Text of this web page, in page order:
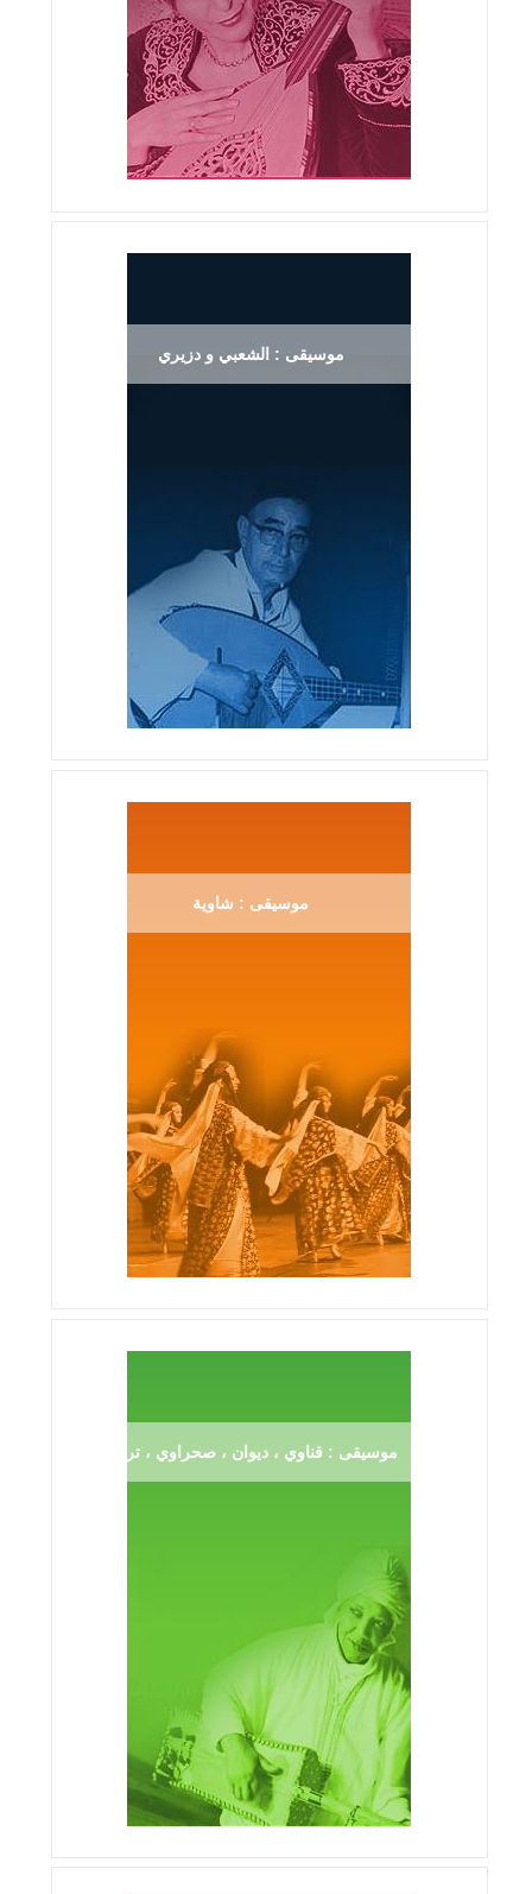
موسيقى : الشعبي و دزيري
موسيقى : شاوية
موسيقى : قناوي ، ديوان ، صحراوي ، ترڨية